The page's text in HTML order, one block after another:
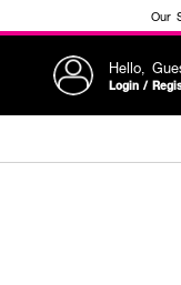
Our
Hello,
Login /